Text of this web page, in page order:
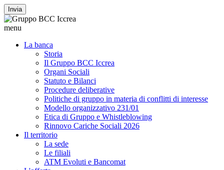
Invia
menu
La banca
Storia
Il Gruppo BCC Iccrea
Organi Sociali
Statuto e Bilanci
Procedure deliberative
Politiche di gruppo in materia di conflitti di interesse
Modello organizzativo 231/01
Etica di Gruppo e Whistleblowing
Rinnovo Cariche Sociali 2026
Il territorio
La sede
Le filiali
ATM Evoluti e Bancomat